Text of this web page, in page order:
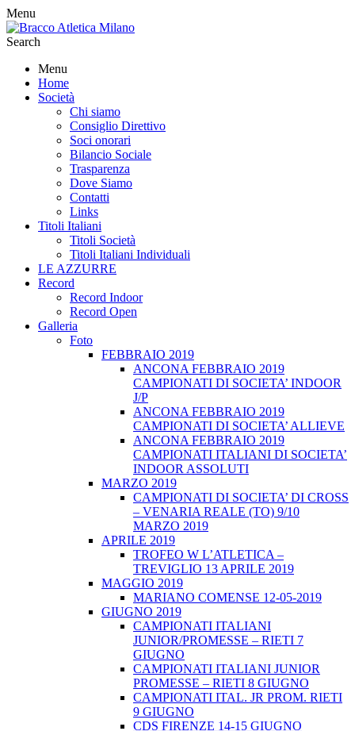
Menu
Search
Menu
Home
Società
Chi siamo
Consiglio Direttivo
Soci onorari
Bilancio Sociale
Trasparenza
Dove Siamo
Contatti
Links
Titoli Italiani
Titoli Società
Titoli Italiani Individuali
LE AZZURRE
Record
Record Indoor
Record Open
Galleria
Foto
FEBBRAIO 2019
ANCONA FEBBRAIO 2019
CAMPIONATI DI SOCIETA’ INDOOR
J/P
ANCONA FEBBRAIO 2019
CAMPIONATI DI SOCIETA’ ALLIEVE
ANCONA FEBBRAIO 2019
CAMPIONATI ITALIANI DI SOCIETA’
INDOOR ASSOLUTI
MARZO 2019
CAMPIONATI DI SOCIETA’ DI CROSS
– VENARIA REALE (TO) 9/10
MARZO 2019
APRILE 2019
TROFEO W L’ATLETICA –
TREVIGLIO 13 APRILE 2019
MAGGIO 2019
MARIANO COMENSE 12-05-2019
GIUGNO 2019
CAMPIONATI ITALIANI
JUNIOR/PROMESSE – RIETI 7
GIUGNO
CAMPIONATI ITALIANI JUNIOR
PROMESSE – RIETI 8 GIUGNO
CAMPIONATI ITAL. JR PROM. RIETI
9 GIUGNO
CDS FIRENZE 14-15 GIUGNO